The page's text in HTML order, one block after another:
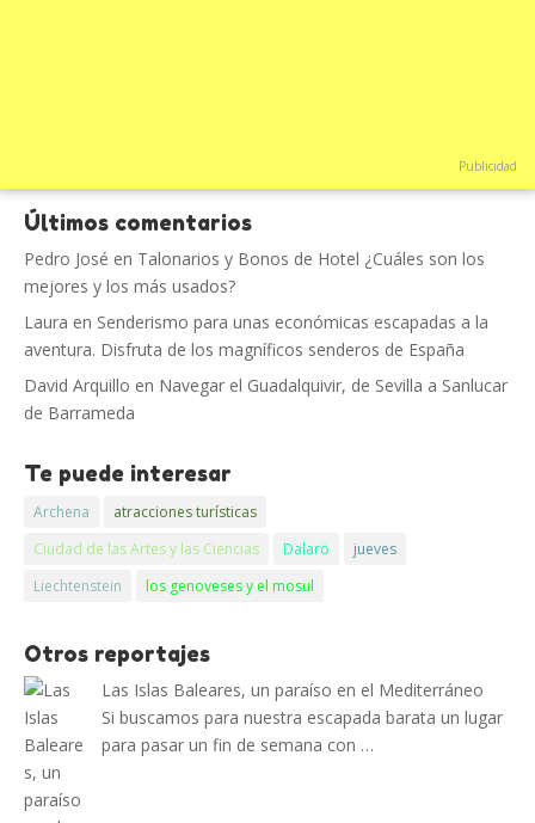
Publicidad
Últimos comentarios
Pedro José en Talonarios y Bonos de Hotel ¿Cuáles son los
mejores y los más usados?
Laura en Senderismo para unas económicas escapadas a la
aventura. Disfruta de los magníficos senderos de España
David Arquillo en Navegar el Guadalquivir, de Sevilla a Sanlucar
de Barrameda
Te puede interesar
Archena
atracciones turísticas
Ciudad de las Artes y las Ciencias
Dalarö
jueves
Liechtenstein
los genoveses y el mosul
Otros reportajes
Las Islas Baleares, un paraíso en el Mediterráneo
Si buscamos para nuestra escapada barata un lugar
para pasar un fin de semana con …